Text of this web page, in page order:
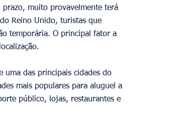
muito provavelmente terá
Reino Unido, turistas que
temporária. O principal fator a
uma das principais cidades do
mais populares para aluguel a
público, lojas, restaurantes e